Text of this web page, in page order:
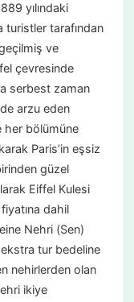
yılındaki
turistler tarafından
ve
çevresinde
serbest zaman
arzu eden
her bölümüne
Paris’in eşsiz
güzel
Eiffel Kulesi
dahil
Nehri (Sen)
tur bedeline
nehirlerden olan
ikiye